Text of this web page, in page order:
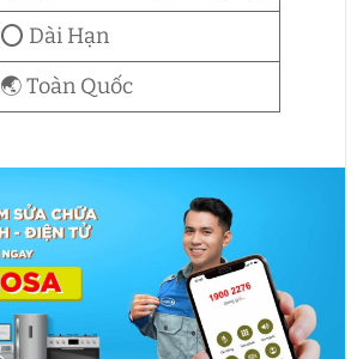
⭕ Dài Hạn
🌏 Toàn Quốc